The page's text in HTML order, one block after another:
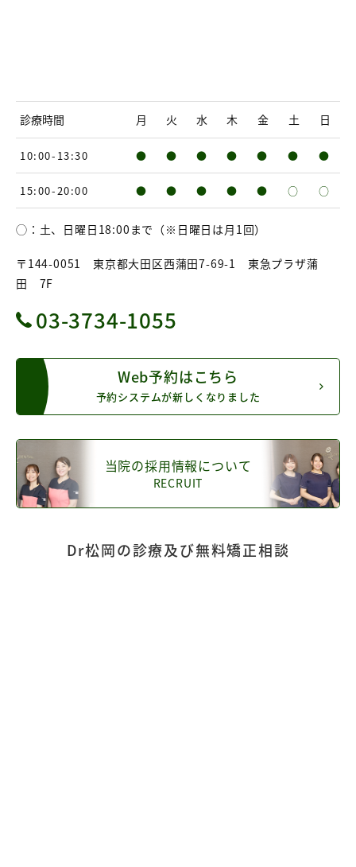
診療時間 月 火 水 木 金 土 日
10:00-13:30 ● ● ● ● ● ● ●
15:00-20:00 ● ● ● ● ● ○ ○
◯：土、日曜日18:00まで（※日曜日は月1回）
〒144-0051 東京都大田区西蒲田7-69-1 東急プラザ蒲
田 7F
03-3734-1055
Web予約はこちら
予約システムが新しくなりました
当院の採用情報について
RECRUIT
Dr松岡の診療及び無料矯正相談